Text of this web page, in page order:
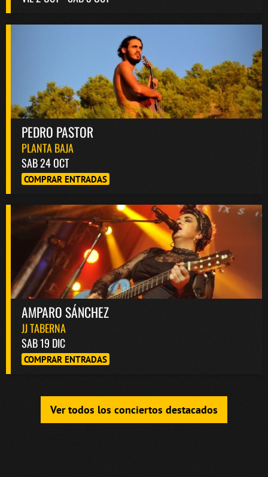
PEDRO PASTOR
PLANTA BAJA
SAB 24 OCT
COMPRAR ENTRADAS
AMPARO SÁNCHEZ
JJ TABERNA
SAB 19 DIC
COMPRAR ENTRADAS
Ver todos los conciertos destacados